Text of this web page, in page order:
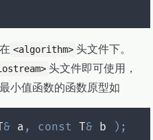
<algorithm> 头文件下。
头文件即可使用，
小值函数的函数原型如
& a , const T& b ) ;